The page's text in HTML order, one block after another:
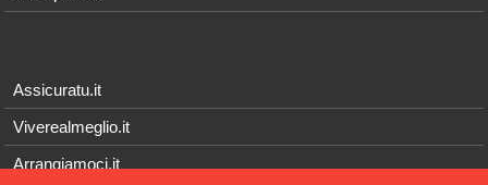
Assicuratu.it
Viverealmeglio.it
Arrangiamoci.it